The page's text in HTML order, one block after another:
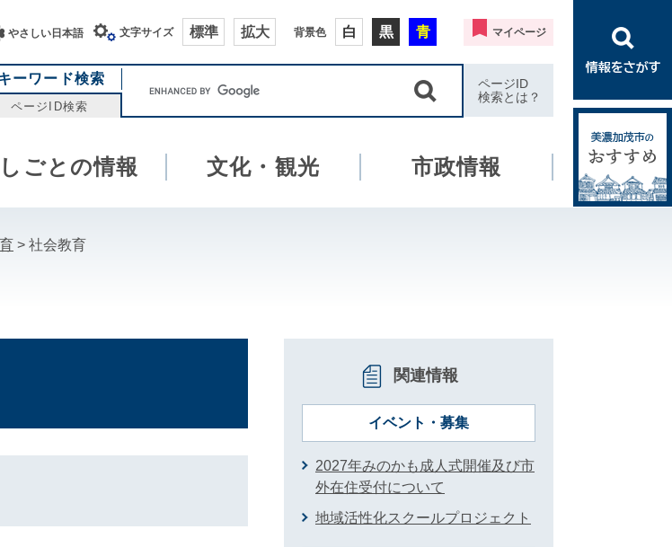
やさしい日本語 文字サイズ 標準 拡大 背景色 白 黒 青 マイページ
ーワード検索
ページID検索
ワ
ド
索
ページID
検索とは？
しごとの情報 文化・観光 市政情報
> 社会教育
関連情報
イベント・募集
2027年みのかも成人式開催及び市
外在住受付について
地域活性化スクールプロジェクト